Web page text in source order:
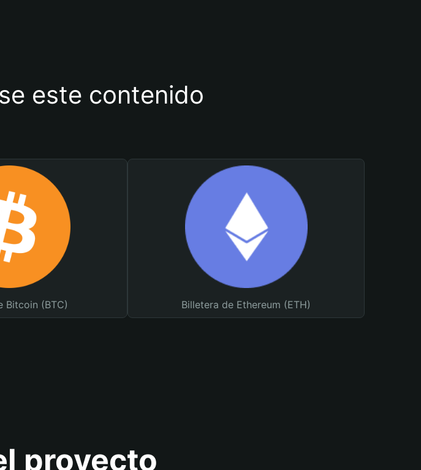
este contenido
Bitcoin (BTC) Billetera de Ethereum (ETH)
proyecto